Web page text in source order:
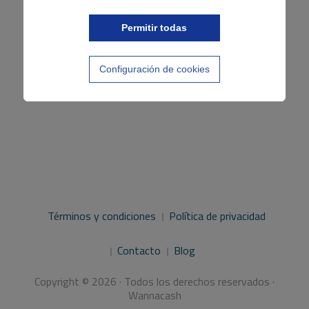
Permitir todas
Configuración de cookies
Términos y condiciones Política de privacidad
Contacto
Blog
Copyright © 2026 · Todos los derechos reservados ·
Wannacash